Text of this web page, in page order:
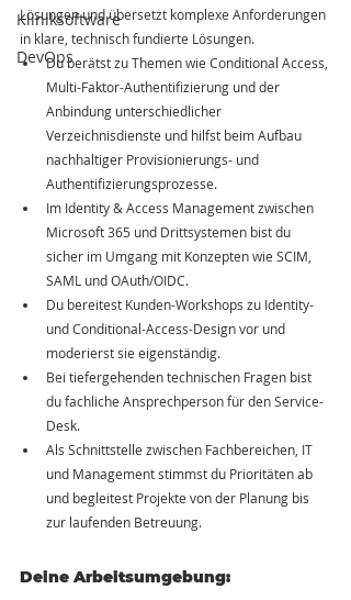
Kliniksoftware
DevOps
Lösungen und übersetzt komplexe Anforderungen
in klare, technisch fundierte Lösungen.
Du berätst zu Themen wie Conditional Access,
Multi-Faktor-Authentifizierung und der
Anbindung unterschiedlicher
Verzeichnisdienste und hilfst beim Aufbau
nachhaltiger Provisionierungs- und
Authentifizierungsprozesse.
Im Identity & Access Management zwischen
Microsoft 365 und Drittsystemen bist du
sicher im Umgang mit Konzepten wie SCIM,
SAML und OAuth/OIDC.
Du bereitest Kunden-Workshops zu Identity-
und Conditional-Access-Design vor und
moderierst sie eigenständig.
Bei tiefergehenden technischen Fragen bist
du fachliche Ansprechperson für den Service-
Desk.
Als Schnittstelle zwischen Fachbereichen, IT
und Management stimmst du Prioritäten ab
und begleitest Projekte von der Planung bis
zur laufenden Betreuung.
Deine Arbeitsumgebung: